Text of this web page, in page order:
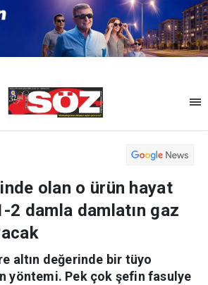
olan o ürün hayat
2 damla damlatın gaz
altın değerinde bir tüyo
yöntemi. Pek çok şefin fasulye